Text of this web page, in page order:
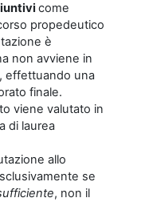
come
propedeutico
è
non avviene in
effettuando una
finale.
viene valutato in
di laurea
allo
se
, non il